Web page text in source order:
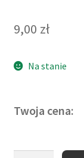
9,00 zł
Na stanie
Twoja cena: